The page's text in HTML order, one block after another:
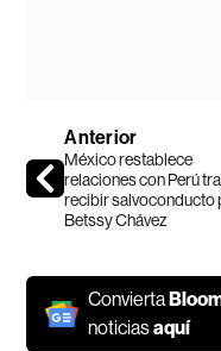
Anterior
México restablece
relaciones con Perú
recibir salvoconducto
Betssy Chávez
Convierta
noticiasaquí